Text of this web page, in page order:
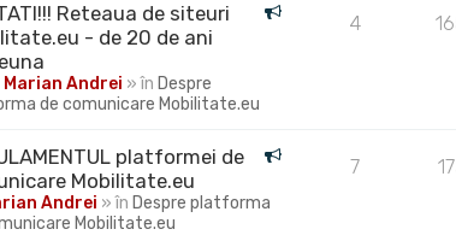
Reteaua de siteuri
- de 20 de ani
Marian Andrei » în Despre
de comunicare Mobilitate.eu
4
platformei de
Mobilitate.eu
Andrei » în Despre platforma
Mobilitate.eu
7